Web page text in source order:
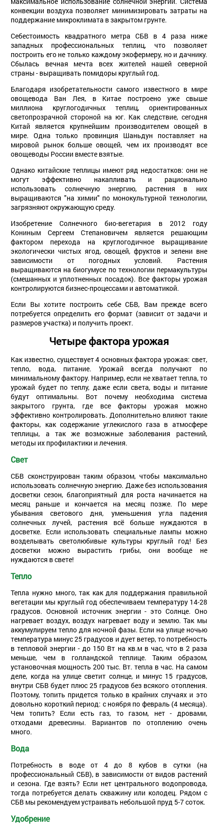
конвекции воздуха позволяет минимизировать затраты на
поддержание микроклимата в закрытом грунте.
Себестоимость квадратного метра СБВ в 4 раза ниже
западных профессиональных теплиц, что позволяет
построить его не только каждому экофермеру, но и дачнику.
Сбылась вечная мечта всех жителей нашей северной
страны - выращивать помидоры круглый год.
Благодаря изобретательности самого известного в мире
овощевода Ван Лея, в Китае построено уже свыше
миллиона круглогодичных теплиц, ориентированных
светопрозрачной стороной на юг. Как следствие, сегодня
Китай является крупнейшим производителем овощей в
мире. Одна только провинция Шаньдун поставляет на
мировой рынок больше овощей, чем их производят все
овощеводы России вместе взятые.
Однако китайские теплицы имеют ряд недостатков: они не
могут эффективно накапливать и рационально
использовать солнечную энергию, растения в них
выращиваются "на химии" по монокультурной технологии,
загрязняют окружающую среду.
Изобретение Солнечного био-вегетария в 2012 году
Кониным Сергеем Степановичем является решающим
фактором перехода на круглогодичное выращивание
экологически чистых ягод, овощей, фруктов и зелени вне
зависимости от погодных условий. Растения
выращиваются на биогумусе по технологии пермакультуры
(смешанных и уплотненных посадок). Все факторы урожая
контролируются бизнес-процессами и автоматикой.
Если Вы хотите построить себе СБВ, Вам прежде всего
потребуется определить его формат (зависит от задачи и
размеров участка) и получить проект.
Четыре фактора урожая
Как известно, существует 4 основных фактора урожая: свет,
тепло, вода, питание. Урожай всегда получают по
минимальному фактору. Например, если не хватает тепла, то
урожай будет по теплу, даже если света, воды и питание
будут оптимальны. Вот почему необходима система
закрытого грунта, где все факторы урожая можно
эффективно контролировать. Дополнительно влияют такие
факторы, как содержание углекислого газа в атмосфере
теплицы, а так же возможные заболевания растений,
методы их профилактики и лечения.
Свет
СБВ сконструирован таким образом, чтобы максимально
использовать солнечную энергию. Даже без использования
досветки сезон, благоприятный для роста начинается на
месяц раньше и кончается на месяц позже. По мере
убывания светового дня, уменьшения угла падения
солнечных лучей, растения всё больше нуждаются в
досветке. Если использовать специальные лампы можно
возделывать светолюбивые культуры круглый год! Без
досветки можно вырастить грибы, они вообще не
нуждаются в свете!
Тепло
Тепла нужно много, так как для поддержания правильной
вегетации мы круглый год обеспечиваем температуру 14-28
градусов. Основной источник энергии - это Солнце. Оно
нагревает воздух, воздух нагревает воду и землю. Так мы
аккумулируем тепло для ночной фазы. Если на улице ночью
температура минус 25 градусов и дует ветер, то потребность
в тепловой энергии - до 150 Вт на кв.м в час, что в 2 раза
меньше, чем в голландской теплице. Таким образом,
установочная мощность 200 тыс. Вт. тепла в час. На самом
деле, когда на улице светит солнце, и минус 15 градусов,
внутри СБВ будет плюс 25 градусов без всякого отопления.
Поэтому, топить придется только в крайних случаях и это
довольно короткий период: с ноября по февраль (4 месяца).
Чем топить? Если есть газ, то газом, нет - дровами,
отходами древесины. Вариантов по отоплению очень
много.
Вода
Потребность в воде от 4 до 8 кубов в сутки (на
профессиональный СБВ), в зависимости от видов растений
и сезона. Где взять? Если нет центрального водопровода,
тогда потребуется делать скважину или колодец. Рядом с
СБВ мы рекомендуем устраивать небольшой пруд 5-7 соток.
Удобрение